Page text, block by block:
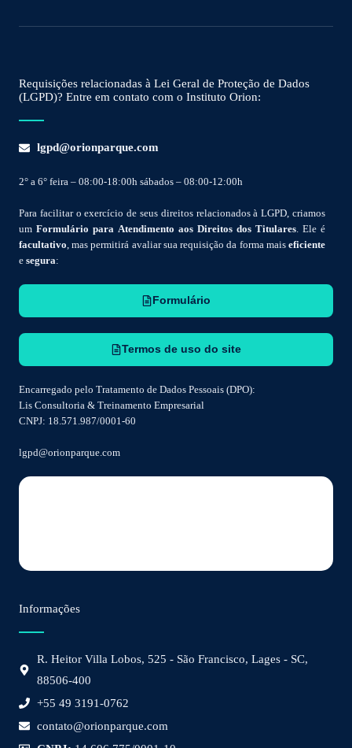
Informações
R. Heitor Villa Lobos, 525 - São Francisco, Lages - SC,
88506-400
+55 49 3191-0762
contato@orionparque.com
Requisições relacionadas à Lei Geral de Proteção de Dados
(LGPD)? Entre em contato com o Instituto Orion:
lgpd@orionparque.com
2° a 6° feira – 08:00-18:00h sábados – 08:00-12:00h
Para facilitar o exercício de seus direitos relacionados à LGPD, criamos
um Formulário para Atendimento aos Direitos dos Titulares. Ele é
facultativo, mas permitirá avaliar sua requisição da forma mais eficiente
e segura:
Formulário
Termos de uso do site
Encarregado pelo Tratamento de Dados Pessoais (DPO):
Lis Consultoria & Treinamento Empresarial
CNPJ: 18.571.987/0001-60
lgpd@orionparque.com